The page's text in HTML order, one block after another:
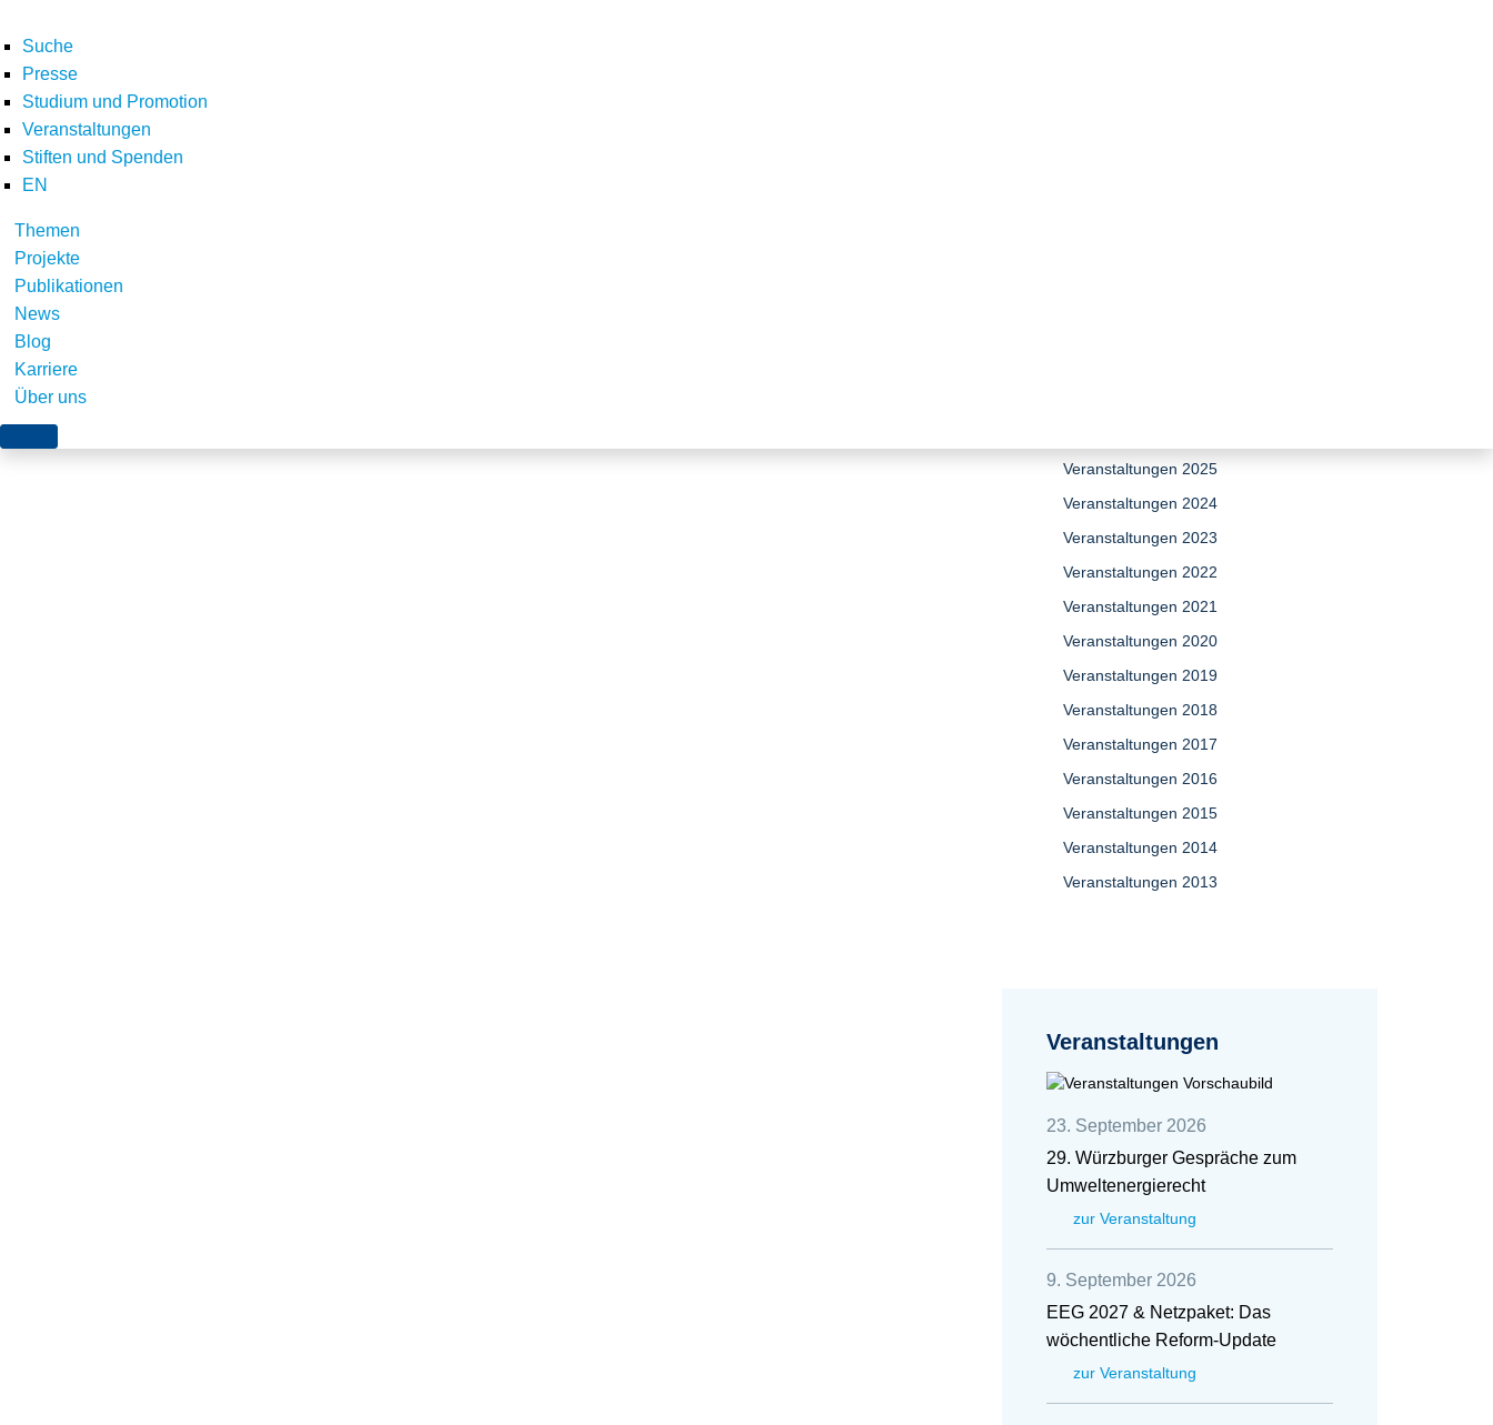
Suche
Presse
Studium und Promotion
Veranstaltungen
Stiften und Spenden
EN
Themen
Projekte
Publikationen
News
Blog
Karriere
Über uns
Home Veranstaltungen agreed_LOGO_RGB_small
Teilen
Veranstaltungen 2025
Veranstaltungen 2024
Veranstaltungen 2023
Veranstaltungen 2022
Veranstaltungen 2021
Veranstaltungen 2020
Veranstaltungen 2019
Veranstaltungen 2018
Veranstaltungen 2017
Veranstaltungen 2016
Veranstaltungen 2015
Veranstaltungen 2014
Veranstaltungen 2013
Veranstaltungen
23. September 2026
29. Würzburger Gespräche zum
Umweltenergierecht
zur Veranstaltung
9. September 2026
EEG 2027 & Netzpaket: Das
wöchentliche Reform-Update
zur Veranstaltung